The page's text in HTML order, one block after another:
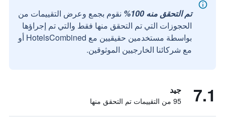
تم التحقق منه 100%
نقوم بجمع وعرض التقييمات من
الحجوزات التي تم التحقق منها فقط والتي تم إجراؤها
بواسطة مستخدمين حقيقيين مع HotelsCombined أو
مع شركائنا الخارجيين الموثوقين.
7.1 جيد
95 من التقييمات تم التحقق منها